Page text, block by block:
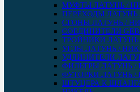
МУФТЫ ЛАТУНЬ /
ПЕРЕХОДЫ ЛАТУНЬ
СГОНЫ ЛАТУНЬ /
СОЕДИНИТЕЛИ
ТРОЙНИКИ ЛАТУНЬ
УГЛЫ ЛАТУНЬ /
УДЛИНИТЕЛИ
ФИЛЬТРЫ ЛАТУНЬ /
ФУТОРКИ ЛАТУНЬ /
ШТУЦЕРА К